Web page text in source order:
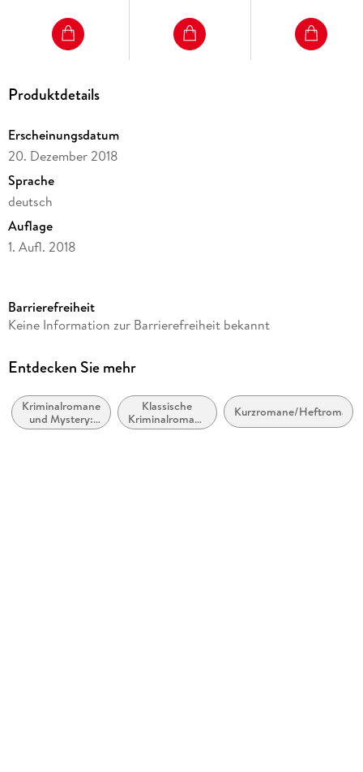
Produktdetails
Erscheinungsdatum
20. Dezember 2018
Sprache
deutsch
Auflage
1. Aufl. 2018
Dateigröße
Laufzeit
Reihe
Cherringham, 32
Barrierefreiheit
Keine Information zur Barrierefreiheit bekannt
Entdecken Sie mehr
Kriminalromane
und Mystery:
Cosy Mystery
Klassische
Kriminalromane
und Mystery
Kurzromane/Heftromane